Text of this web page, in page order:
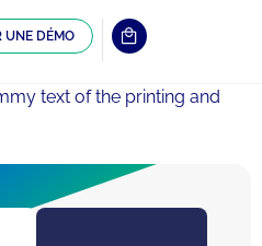
UNE DÉMO
text of the printing and